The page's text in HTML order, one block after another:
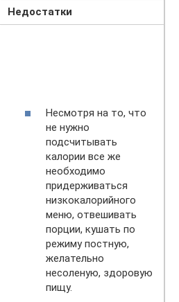
Недостатки
Несмотря на то, что
не нужно
подсчитывать
калории все же
необходимо
придерживаться
низкокалорийного
меню, отвешивать
порции, кушать по
режиму постную,
желательно
несоленую, здоровую
пищу.